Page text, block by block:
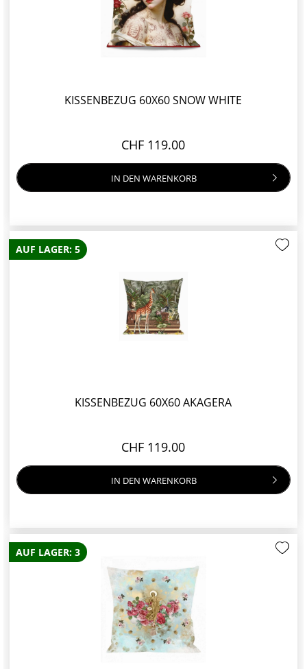
KISSENBEZUG 60X60 SNOW WHITE
CHF 119.00
IN DEN WARENKORB
AUF LAGER: 5
KISSENBEZUG 60X60 AKAGERA
CHF 119.00
IN DEN WARENKORB
AUF LAGER: 3